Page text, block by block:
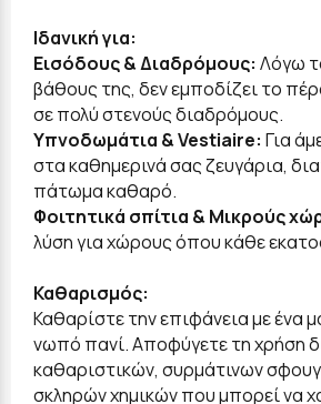
Ιδανική για:
Εισόδους & Διαδρόμους: Λόγω
βάθους της, δεν εμποδίζει το
σε πολύ στενούς διαδρόμους.
Υπνοδωμάτια & Vestiaire: Για
στα καθημερινά σας ζευγάρια,
πάτωμα καθαρό.
Φοιτητικά σπίτια & Μικρούς
λύση για χώρους όπου κάθε
Καθαρισμός:
Καθαρίστε την επιφάνεια με ένα
νωπό πανί. Αποφύγετε τη χρήση
καθαριστικών, συρμάτινων
σκληρών χημικών που μπορεί να